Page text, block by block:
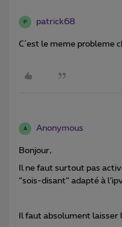
P patrick68
C´est le meme probleme
A Anonymous
Bonjour,
Il ne faut surtout pas
“sois-disant” adapté à
Il faut absolument laisser